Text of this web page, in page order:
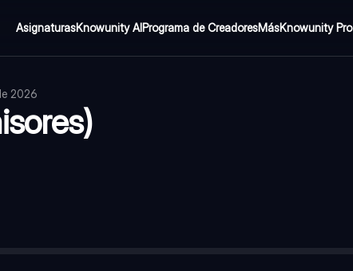
AsignaturasKnowunity AIPrograma de CreadoresMásKnowunity Pro
2026
sobreproducción: esquizofrenia